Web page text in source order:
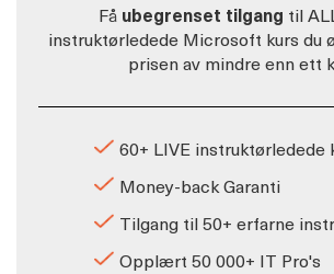
Få ubegrenset tilgang til
instruktørledede Microsoft kurs du
prisen av mindre enn ett
60+ LIVE instruktørledede
Money-back Garanti
Tilgang til 50+ erfarne
Opplært 50 000+ IT Pro's